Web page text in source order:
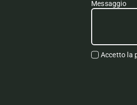
Messaggio
Accetto la